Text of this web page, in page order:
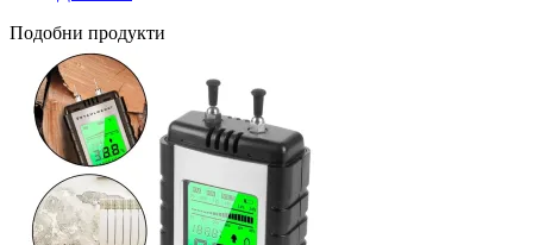
Подобни продукти